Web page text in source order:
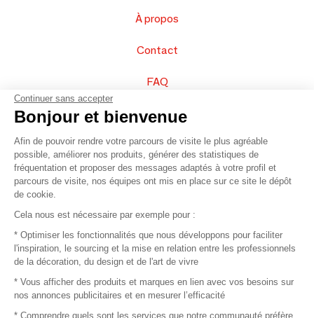
À propos
Contact
FAQ
Vendez vos produits
Plan du site
© 2016 –Organisation SAFI
Recrutement
Continuer sans accepter
Bonjour et bienvenue
Afin de pouvoir rendre votre parcours de visite le plus agréable
possible, améliorer nos produits, générer des statistiques de
fréquentation et proposer des messages adaptés à votre profil et
parcours de visite, nos équipes ont mis en place sur ce site le dépôt
de cookie.
Cela nous est nécessaire par exemple pour :
* Optimiser les fonctionnalités que nous développons pour faciliter
l'inspiration, le sourcing et la mise en relation entre les professionnels
de la décoration, du design et de l'art de vivre
* Vous afficher des produits et marques en lien avec vos besoins sur
nos annonces publicitaires et en mesurer l’efficacité
* Comprendre quels sont les services que notre communauté préfère